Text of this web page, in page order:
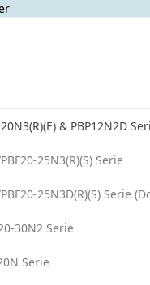
& PBP12N2D
25N3(R)(S) Serie
25N3D(R)(S) Serie
30N2 Serie
Serie